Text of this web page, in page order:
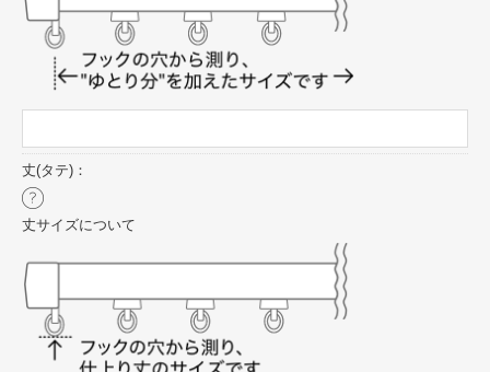
丈(タテ)：
丈サイズについて